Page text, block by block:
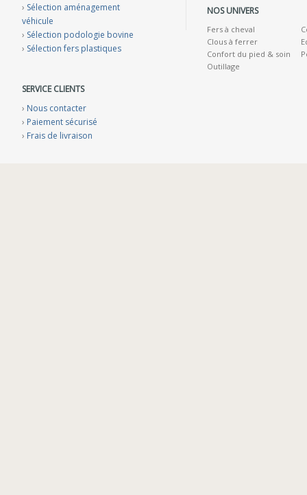
› Sélection aménagement
véhicule
› Sélection podologie bovine
› Sélection fers plastiques
SERVICE CLIENTS
› Nous contacter
› Paiement sécurisé
› Frais de livraison
NOS UNIVERS
Fers à cheval
Clous à ferrer
Confort du pied & soin
Outillage